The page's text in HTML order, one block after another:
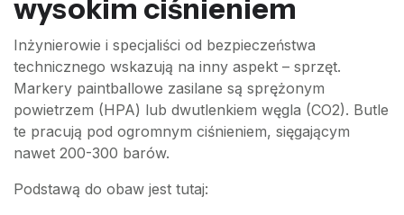
wysokim ciśnieniem
Inżynierowie i specjaliści od bezpieczeństwa
technicznego wskazują na inny aspekt – sprzęt.
Markery paintballowe zasilane są sprężonym
powietrzem (HPA) lub dwutlenkiem węgla (CO2). Butle
te pracują pod ogromnym ciśnieniem, sięgającym
nawet 200-300 barów.
Podstawą do obaw jest tutaj: